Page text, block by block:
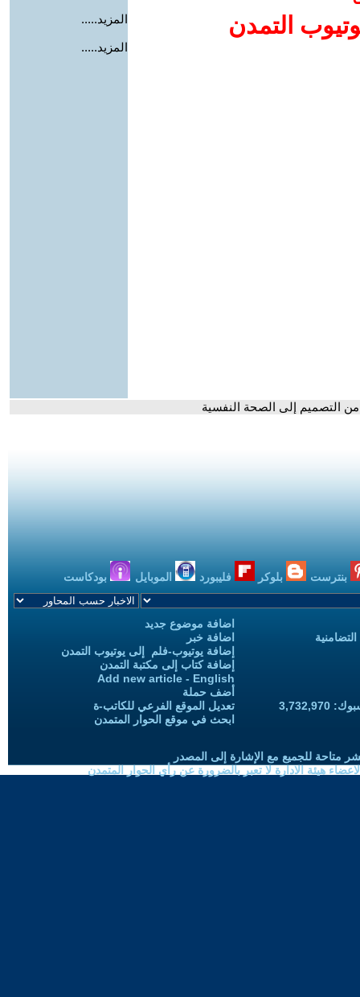
التمدن
المزيد.....
المزيد.....
من التصميم إلى الصحة النفسية
بنترست بلوكر فليبورد الموبايل بودكاست
اضافة موضوع جديد
اضافة خبر
إضافة يوتيوب-فلم إلى يوتيوب التمدن
إضافة كتاب إلى مكتبة التمدن
Add new article - English
أضف حملة
تعديل الموقع الفرعي للكاتب-ة
ابحث في موقع الحوار المتمدن
متاحة للجميع مع الإشارة إلى المصدر
هيئة الادارة لا تعبر بالضرورة عن رأي الحوار المتمدن